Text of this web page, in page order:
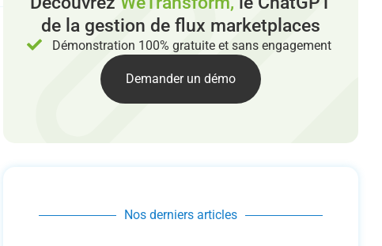
de la gestion de flux marketplaces
Démonstration 100% gratuite et sans engagement
Demander un démo
Nos derniers articles